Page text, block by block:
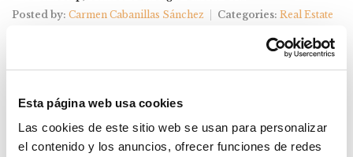
Esta página web usa cookies
Las cookies de este sitio web se usan para personalizar
el contenido y los anuncios, ofrecer funciones de redes
Posted by: Carmen Cabanillas Sánchez Categories: Real Estate